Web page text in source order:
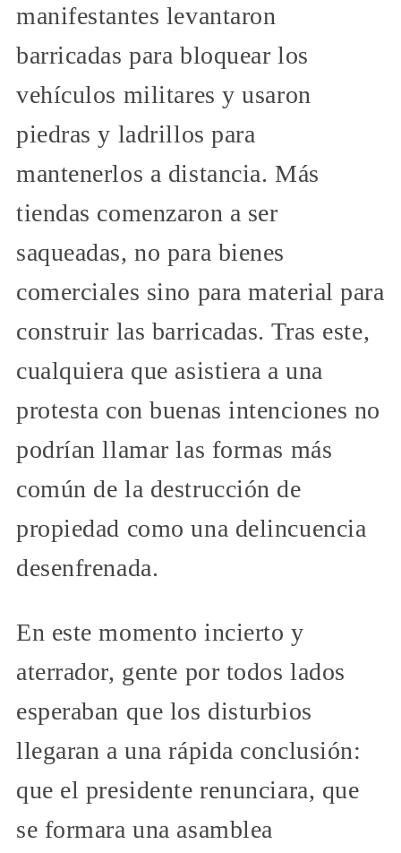
manifestantes levantaron
barricadas para bloquear los
vehículos militares y usaron
piedras y ladrillos para
mantenerlos a distancia. Más
tiendas comenzaron a ser
saqueadas, no para bienes
comerciales sino para material para
construir las barricadas. Tras este,
cualquiera que asistiera a una
protesta con buenas intenciones no
podrían llamar las formas más
común de la destrucción de
propiedad como una delincuencia
desenfrenada.
En este momento incierto y
aterrador, gente por todos lados
esperaban que los disturbios
llegaran a una rápida conclusión:
que el presidente renunciara, que
se formara una asamblea